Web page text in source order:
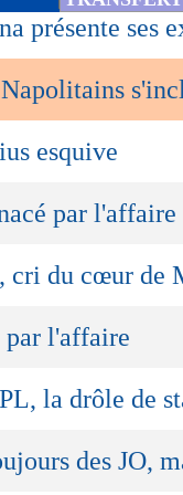
présente ses
esquive
par l'affaire
cri du cœur de
par l'affaire
la drôle de
des JO,